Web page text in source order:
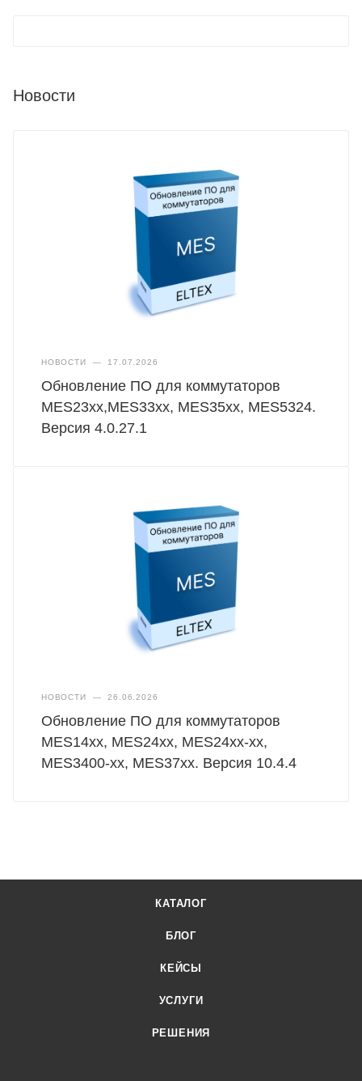
Новости
НОВОСТИ — 17.07.2026
Обновление ПО для коммутаторов
MES23xx,MES33xx, MES35xx, MES5324.
Версия 4.0.27.1
НОВОСТИ — 26.06.2026
Обновление ПО для коммутаторов
MES14xx, MES24xx, MES24xx-xx,
MES3400-xx, MES37хх. Версия 10.4.4
КАТАЛОГ
БЛОГ
КЕЙСЫ
УСЛУГИ
РЕШЕНИЯ